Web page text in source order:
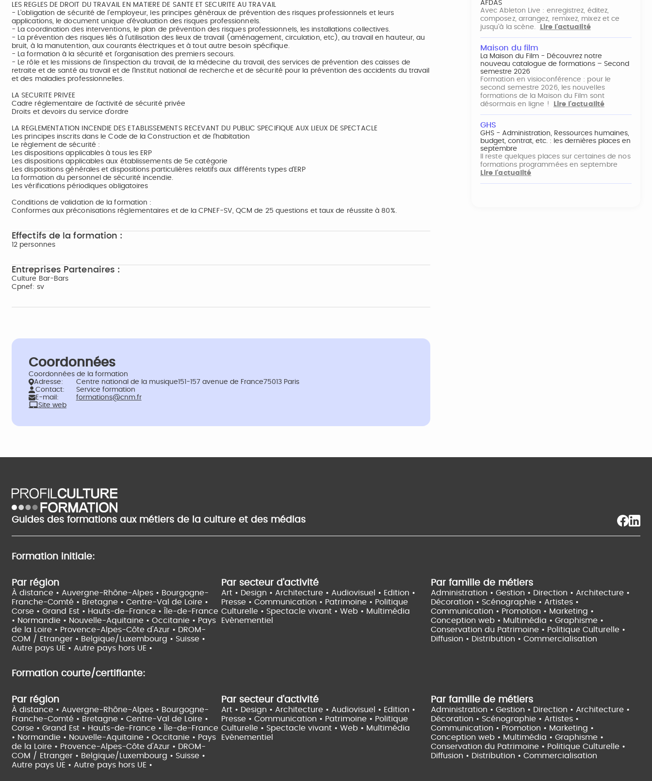
LES REGLES DE DROIT DU TRAVAIL EN MATIERE DE SANTE ET SECURITE AU TRAVAIL
- L’obligation de sécurité de l’employeur, les principes généraux de prévention des risques professionnels et leurs
applications, le document unique d’évaluation des risques professionnels.
- La coordination des interventions, le plan de prévention des risques professionnels, les installations collectives.
- La prévention des risques liés à l’utilisation des lieux de travail (aménagement, circulation, etc), au travail en hauteur, au
bruit, à la manutention, aux courants électriques et à tout autre besoin spécifique.
- La formation à la sécurité et l’organisation des premiers secours.
- Le rôle et les missions de l’inspection du travail, de la médecine du travail, des services de prévention des caisses de
retraite et de santé au travail et de l’Institut national de recherche et de sécurité pour la prévention des accidents du travail
et des maladies professionnelles.
LA SECURITE PRIVEE
Cadre réglementaire de l’activité de sécurité privée
Droits et devoirs du service d’ordre
LA REGLEMENTATION INCENDIE DES ETABLISSEMENTS RECEVANT DU PUBLIC SPECIFIQUE AUX LIEUX DE SPECTACLE
Les principes inscrits dans le Code de la Construction et de l’habitation
Le règlement de sécurité :
Les dispositions applicables à tous les ERP
Les dispositions applicables aux établissements de 5e catégorie
Les dispositions générales et dispositions particulières relatifs aux différents types d’ERP
La formation du personnel de sécurité incendie.
Les vérifications périodiques obligatoires
Conditions de validation de la formation :
Conformes aux préconisations réglementaires et de la CPNEF-SV, QCM de 25 questions et taux de réussite à 80%.
Effectifs de la formation :
12 personnes
Entreprises Partenaires :
Culture Bar-Bars
Cpnef: sv
Coordonnées
Coordonnées de la formation
Adresse:
Centre national de la musique151-157 avenue de France75013 Paris
Contact:
Service formation
E-mail:
formations@cnm.fr
Site web
AFDAS
Avec Ableton Live : enregistrez, éditez,
composez, arrangez, remixez, mixez et ce
jusqu'à la scène.
Lire l'actualité
Maison du film
La Maison du Film - Découvrez notre
nouveau catalogue de formations – Second
semestre 2026
Formation en visioconférence : pour le
second semestre 2026, les nouvelles
formations de la Maison du Film sont
désormais en ligne !
Lire l'actualité
GHS
GHS - Administration, Ressources humaines,
budget, contrat, etc. : les dernières places en
septembre
Il reste quelques places sur certaines de nos
formations programmées en septembre
Lire l'actualité
Guides des formations aux métiers de la culture et des médias
Formation initiale:
Par région
À distance • Auvergne-Rhône-Alpes • Bourgogne-
Franche-Comté • Bretagne • Centre-Val de Loire •
Corse • Grand Est • Hauts-de-France •
Île-de-France
• Normandie • Nouvelle-Aquitaine • Occitanie • Pays
de la Loire • Provence-Alpes-Côte d'Azur • DROM-
COM / Etranger • Belgique/Luxembourg • Suisse •
Autre pays UE • Autre pays hors UE •
Par secteur d'activité
Art • Design • Architecture • Audiovisuel • Edition •
Presse • Communication • Patrimoine • Politique
Culturelle • Spectacle vivant • Web • Multimédia
Evènementiel
Par famille de métiers
Administration • Gestion • Direction • Architecture •
Décoration • Scénographie • Artistes •
Communication • Promotion • Marketing •
Conception web • Multimédia • Graphisme •
Conservation du Patrimoine • Politique Culturelle •
Diffusion • Distribution • Commercialisation
Formation courte/certifiante:
Par région
À distance • Auvergne-Rhône-Alpes • Bourgogne-
Franche-Comté • Bretagne • Centre-Val de Loire •
Corse • Grand Est • Hauts-de-France •
Île-de-France
• Normandie • Nouvelle-Aquitaine • Occitanie • Pays
de la Loire • Provence-Alpes-Côte d'Azur • DROM-
COM / Etranger • Belgique/Luxembourg • Suisse •
Autre pays UE • Autre pays hors UE •
Par secteur d'activité
Art • Design • Architecture • Audiovisuel • Edition •
Presse • Communication • Patrimoine • Politique
Culturelle • Spectacle vivant • Web • Multimédia
Evènementiel
Par famille de métiers
Administration • Gestion • Direction • Architecture •
Décoration • Scénographie • Artistes •
Communication • Promotion • Marketing •
Conception web • Multimédia • Graphisme •
Conservation du Patrimoine • Politique Culturelle •
Diffusion • Distribution • Commercialisation